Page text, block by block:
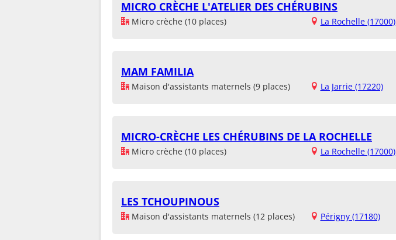
MICRO CRÈCHE L'ATELIER DES CHÉRUBINS
Micro crèche (10 places) La Rochelle (17000)
MAM FAMILIA
Maison d'assistants maternels (9 places) La Jarrie (17220)
MICRO-CRÈCHE LES CHÉRUBINS DE LA ROCHELLE
Micro crèche (10 places) La Rochelle (17000)
LES TCHOUPINOUS
Maison d'assistants maternels (12 places) Périgny (17180)